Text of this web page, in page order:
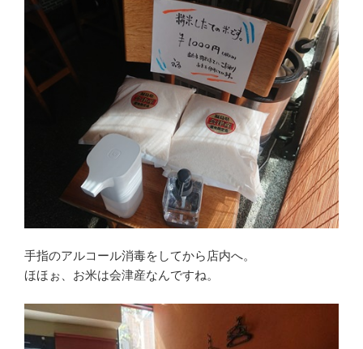
手指のアルコール消毒をしてから店内へ。
ほほぉ、お米は会津産なんですね。